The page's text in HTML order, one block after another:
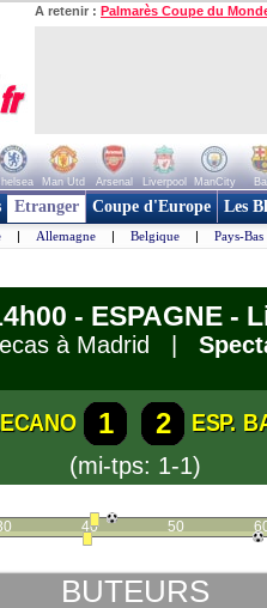
A retenir : Palmarès Coupe du
Man Utd Arsenal Liverpool ManCity
Etranger Coupe d'Europe Les
| Allemagne | Belgique | Pays-Bas
- ESPAGNE -
à Madrid |
1 2
ESP.
(mi-tps: 1-1)
40 50
BUTEURS